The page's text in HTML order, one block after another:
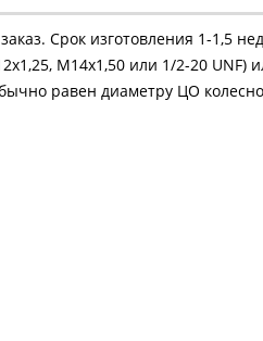
Срок изготовления 1-
М14х1,50 или 1/2-20
равен диаметру ЦО